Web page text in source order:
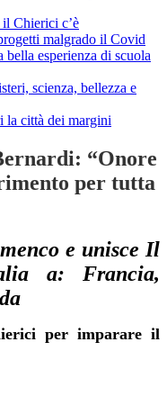
Chierici c’è
malgrado il Covid
bella esperienza di scuola
scienza, bellezza e
la città dei margini
“Onore
per tutta
e unisce Il
a: Francia,
per imparare il